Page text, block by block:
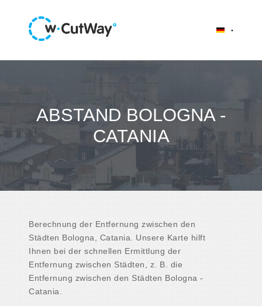
ABSTAND BOLOGNA -
CATANIA
Berechnung der Entfernung zwischen den
Städten Bologna, Catania. Unsere Karte hilft
Ihnen bei der schnellen Ermittlung der
Entfernung zwischen Städten, z. B. die
Entfernung zwischen den Städten Bologna -
Catania.